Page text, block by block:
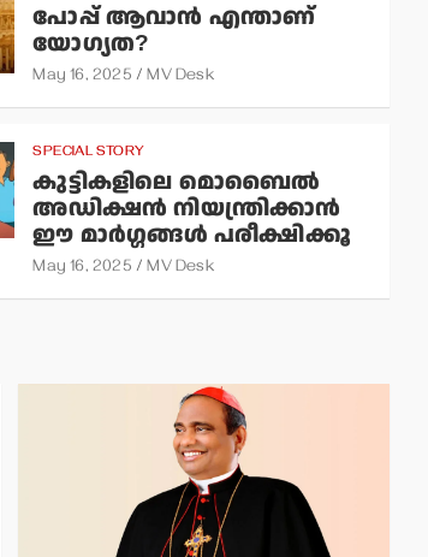
പോപ്പ് ആവാന്‍ എന്താണ്
യോഗ്യത?
May 16, 2025 MV Desk
SPECIAL STORY
കുട്ടികളിലെ മൊബൈല്‍
അഡിക്ഷന്‍ നിയന്ത്രിക്കാന്‍
ഈ മാര്‍ഗ്ഗങ്ങള്‍ പരീക്ഷിക്കൂ
May 16, 2025 MV Desk